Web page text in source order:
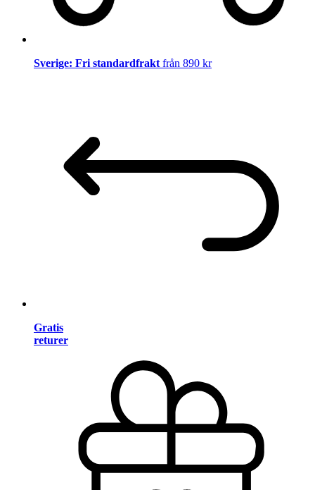
Sverige: Fri standardfrakt från 890 kr
Gratis
returer